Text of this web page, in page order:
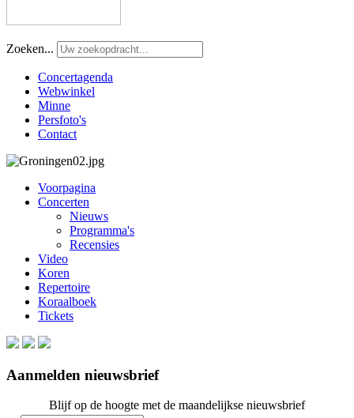
Zoeken...
Concertagenda
Webwinkel
Minne
Persfoto's
Contact
Voorpagina
Concerten
Nieuws
Programma's
Recensies
Video
Koren
Repertoire
Koraalboek
Tickets
Aanmelden nieuwsbrief
Blijf op de hoogte met de maandelijkse nieuwsbrief